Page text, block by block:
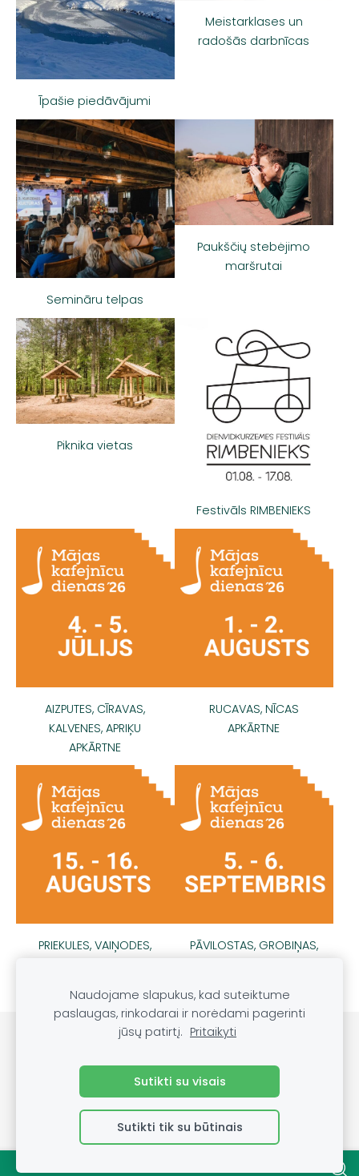
Īpašie piedāvājumi
Meistarklases un
radošās darbnīcas
Semināru telpas
Paukščių stebėjimo
maršrutai
Piknika vietas
Festivāls RIMBENIEKS
AIZPUTES, CĪRAVAS,
KALVENES, APRIĶU
APKĀRTNE
RUCAVAS, NĪCAS
APKĀRTNE
PRIEKULES, VAIŅODES,
PĀVILOSTAS, GROBIŅAS,
Slapukai
Naudojame slapukus, kad suteiktume
paslaugas, rinkodarai ir norėdami pagerinti
jūsų patirtį. Pritaikyti
Sutikti su visais
Sutikti tik su būtinais